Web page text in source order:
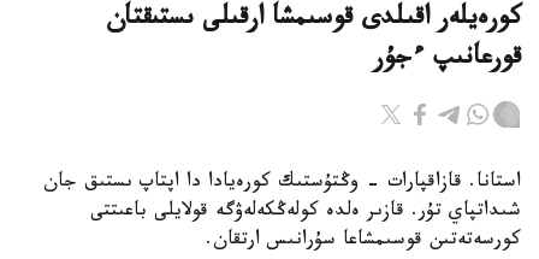
كورەيلەر اقىلدى قوسىمشا ارقىلى ىستىقتان
قورعانىپ ءجۇر
استانا. قازاقپارات - وڭتۇستىك كورەيادا دا اپتاپ ىستىق جان
شىداتپاي تۇر. قازىر ەلدە كولەڭكەلەۋگە قولايلى باعىتتى
كورسەتەتىن قوسىمشاعا سۇرانىس ارتقان.